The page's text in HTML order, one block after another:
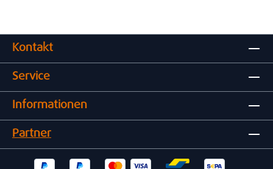
Kontakt
Service
Informationen
Partner